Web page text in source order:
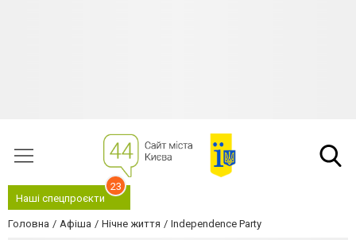
Наші спецпроєкти
23
Головна Афіша Нічне життя Independence Party